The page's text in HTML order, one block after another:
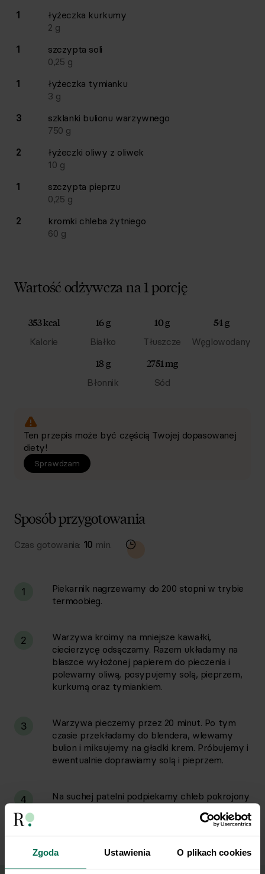
Zgoda Ustawienia O plikach cookies
1
łyżeczka kurkumy
2 g
1
szczypta soli
0,25 g
1
łyżeczka tymianku
3 g
3
szklanki bulionu warzywnego
750 g
2
łyżeczki oliwy z oliwek
10 g
1
szczypta pieprzu
0,25 g
2
kromki chleba żytniego
60 g
Wartość odżywcza na 1 porcję
353 kcal
Kalorie
16 g
Białko
10 g
Tłuszcze
54 g
Węglowodany
18 g
Błonnik
2751 mg
Sód
Ten przepis może być częścią Twojej dopasowanej
diety!
Sprawdzam
Sposób przygotowania
Czas gotowania: 10 min.
1
Piekarnik nagrzewamy do 200 stopni w trybie
termoobieg.
2
Warzywa kroimy na mniejsze kawałki,
ciecierzycę odsączamy. Razem układamy na
blaszce wyłożonej papierem do pieczenia i
polewamy oliwą, posypujemy solą, pieprzem,
kurkumą oraz tymiankiem.
3
Warzywa pieczemy przez 20 minut. Po tym
czasie przekładamy do blendera, wlewamy
bulion i miksujemy na gładki krem. Próbujemy i
ewentualnie doprawiamy solą i pieprzem.
4
Na suchej patelni podpiekamy chleb pokrojony
podajemy z grzankami. Smacznego!